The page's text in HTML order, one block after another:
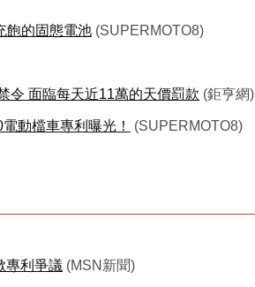
飽的固態電池 (SUPERMOTO8)
令 面臨每天近11萬的天價罰款 (鉅亨網)
動檔車專利曝光！ (SUPERMOTO8)
專利爭議 (MSN新聞)